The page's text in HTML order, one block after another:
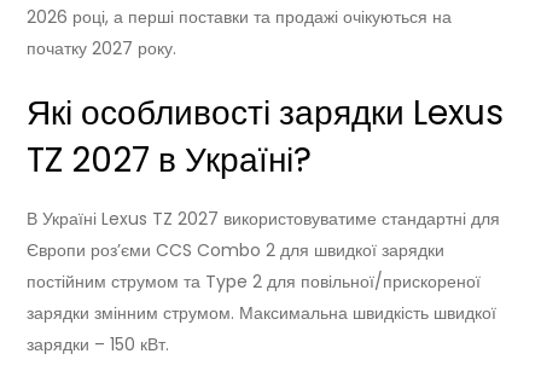
2026 році, а перші поставки та продажі очікуються на
початку 2027 року.
Які особливості зарядки Lexus
TZ 2027 в Україні?
В Україні Lexus TZ 2027 використовуватиме стандартні для
Європи роз’єми CCS Combo 2 для швидкої зарядки
постійним струмом та Type 2 для повільної/прискореної
зарядки змінним струмом. Максимальна швидкість швидкої
зарядки – 150 кВт.